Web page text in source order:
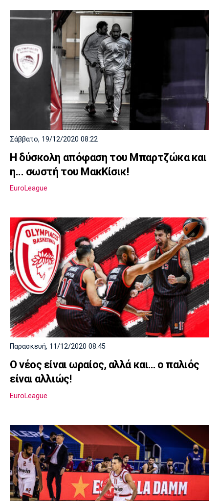
Σάββατο, 19/12/2020 08:22
Η δύσκολη απόφαση του Μπαρτζώκα και
η... σωστή του ΜακΚίσικ!
EuroLeague
Παρασκευή, 11/12/2020 08:45
Ο νέος είναι ωραίος, αλλά και… ο παλιός
είναι αλλιώς!
EuroLeague